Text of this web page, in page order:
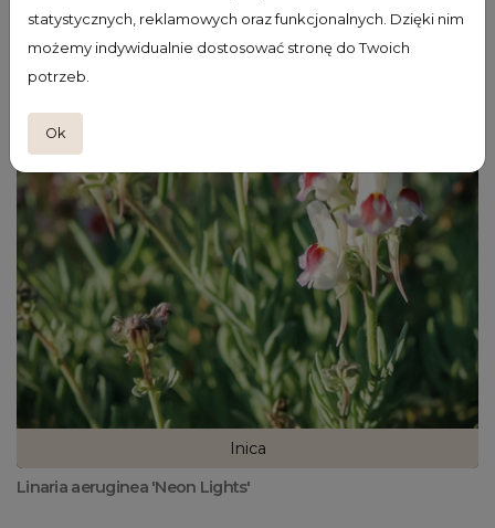
statystycznych, reklamowych oraz funkcjonalnych. Dzięki nim
możemy indywidualnie dostosować stronę do Twoich
potrzeb.
Ok
lnica
Linaria aeruginea 'Neon Lights'